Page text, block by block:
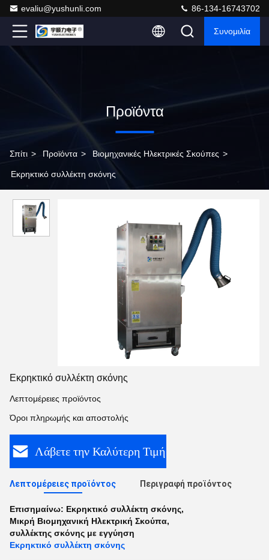
evaliu@yushunli.com 86-134-16743702
Συνομιλία
Προϊόντα
Σπίτι > Προϊόντα > Βιομηχανικές Ηλεκτρικές Σκούπες >
Εκρηκτικό συλλέκτη σκόνης
Εκρηκτικό συλλέκτη σκόνης
Λεπτομέρειες προϊόντος
Όροι πληρωμής και αποστολής
Λάβετε την Καλύτερη Τιμή
Λεπτομέρειες προϊόντος Περιγραφή προϊόντος
Επισημαίνω: Εκρηκτικό συλλέκτη σκόνης,
Μικρή Βιομηχανική Ηλεκτρική Σκούπα,
συλλέκτης σκόνης με εγγύηση
Εκρηκτικό συλλέκτη σκόνης